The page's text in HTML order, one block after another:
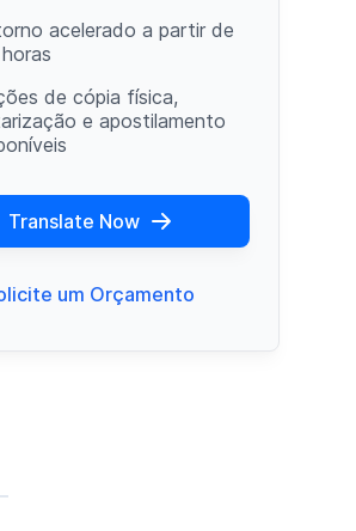
acelerado a partir de
de cópia física,
e apostilamento
Translate Now
um Orçamento